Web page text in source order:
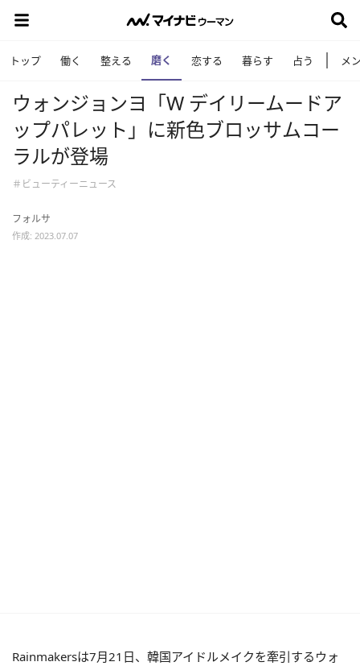
トップ 働く 整える 磨く 恋する 暮らす 占う メ
ウォンジョンヨ「W デイリームードア
ップパレット」に新色ブロッサムコー
ラルが登場
＃ビューティーニュース
フォルサ
作成: 2023.07.07
Rainmakersは7月21日、韓国アイドルメイクを牽引するウォ